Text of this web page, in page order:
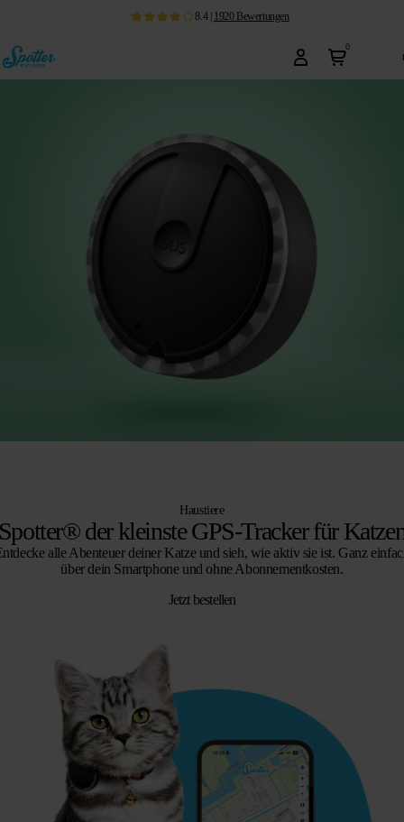
8.4| 1920 Bewertungen
0
Haustiere
der kleinste GPS-Tracker für
alle Abenteuer deiner Katze und sieh, wie aktiv sie ist. Ganz
über dein Smartphone und ohne Abonnementkosten.
Jetzt bestellen